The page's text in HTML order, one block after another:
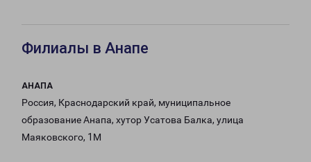
Филиалы в Анапе
АНАПА
Россия, Краснодарский край, муниципальное
образование Анапа, хутор Усатова Балка, улица
Маяковского, 1М